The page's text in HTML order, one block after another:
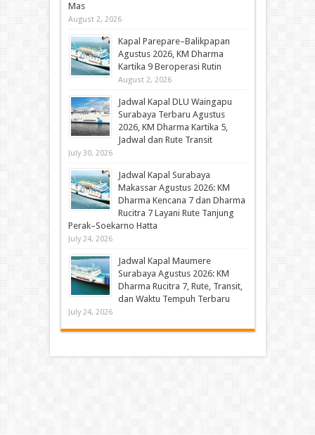
Mas
August 2, 2026
Kapal Parepare–Balikpapan
Agustus 2026, KM Dharma
Kartika 9 Beroperasi Rutin
August 2, 2026
Jadwal Kapal DLU Waingapu
Surabaya Terbaru Agustus
2026, KM Dharma Kartika 5,
Jadwal dan Rute Transit
July 30, 2026
Jadwal Kapal Surabaya
Makassar Agustus 2026: KM
Dharma Kencana 7 dan Dharma
Rucitra 7 Layani Rute Tanjung
Perak–Soekarno Hatta
July 24, 2026
Jadwal Kapal Maumere
Surabaya Agustus 2026: KM
Dharma Rucitra 7, Rute, Transit,
dan Waktu Tempuh Terbaru
July 24, 2026